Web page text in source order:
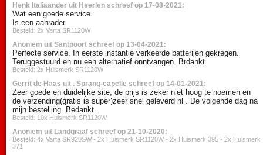
Henk Italiaander uit Heerlen schreef op 17-08-2021:
Wat een goede service.
Is een aanrader
Besteld: 2x Varta SR1120W
Anoniem uit Santpoort schreef op 13-04-2021:
Perfecte service. In eerste instantie verkeerde batterijen gekregen.
Teruggestuurd en nu een alternatief onntvangen. Brdankt
Besteld: 2x Huismerk SR1120W
Gerrit de Haas uit . Sprang-capelle schreef op 14-01-2021:
Zeer goede en duidelijke site, de prijs is zeker niet hoog te noemen en
de verzending(gratis is super)zeer snel geleverd nl . De volgende dag na
mijn bestelling. Bedankt.
Besteld: 10x Huismerk SR1120W
Anoniem uit Landgraaf schreef op 21-10-2020:
Besteld: 4x Varta SR920SW - 2x Huismerk SR1120W - 2x Huismerk 395 - 2x Huismerk
371